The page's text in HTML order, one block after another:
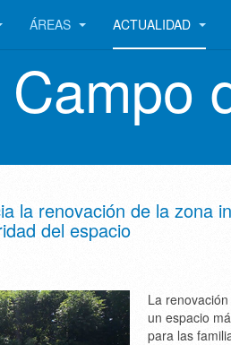
ÁREAS ACTUALIDAD
la renovación de la zona
del espacio
La
un espacio
para las